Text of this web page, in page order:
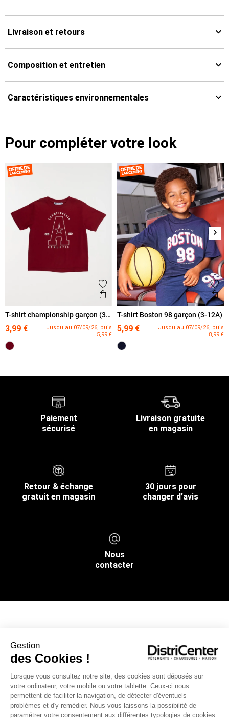
Gestion
des Cookies !
Lorsque vous consultez notre site, des cookies sont déposés sur
votre ordinateur, votre mobile ou votre tablette. Ceux-ci nous
permettent de faciliter la navigation, de détecter d'éventuels
problèmes et d'y remédier. Nous vous laissons la possibilité de
paramétrer votre consentement aux différentes typologies de cookies.
Livraison et retours
Composition et entretien
Caractéristiques environnementales
Pour compléter votre look
Ajouter aux favoris
Aperçu rapide
T-shirt championship garçon (3-
12A)
3,99 €
Jusqu'au 07/09/26, puis
5,99 €
T-shirt Boston 98 garçon (3-12A)
5,99 €
Jusqu'au 07/09/26, puis
8,99 €
Paiement
sécurisé
Livraison gratuite
en magasin
Retour & échange
gratuit en magasin
30 jours pour
changer d’avis
Nous
contacter
INFOS PRATIQUES
L’ENSEIGNE DISTRICENTER
Suivez-nous